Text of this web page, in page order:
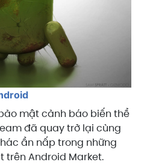
mật cảnh báo biến thể
đã quay trở lại cùng
ẩn nấp trong những
Android Market.